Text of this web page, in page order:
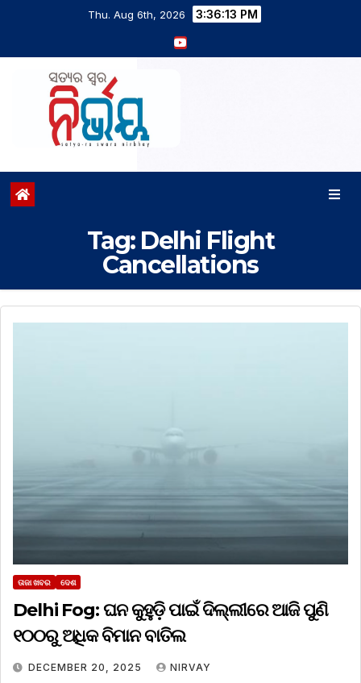
Thu. Aug 6th, 2026 3:36:14 PM
Tag: Delhi Flight
Cancellations
ତାଜା ଖବର ଦେଶ
Delhi Fog: ଘନ କୁହୁଡ଼ି ପାଇଁ ଦିଲ୍ଲୀରେ ଆଜି ପୁଣି
୧୦୦ରୁ ଅଧିକ ବିମାନ ବାତିଲ
DECEMBER 20, 2025 NIRVAY